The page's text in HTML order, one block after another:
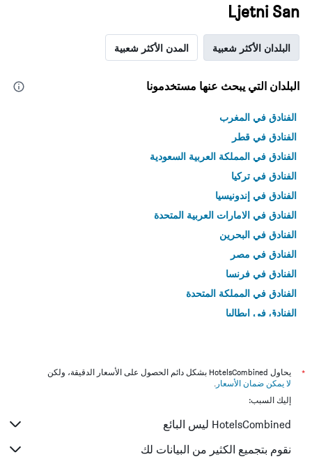
Ljetni San
البلدان الأكثر شعبية المدن الأكثر شعبية
البلدان التي يبحث عنها مستخدمونا
الفنادق في المغرب
الفنادق في قطر
الفنادق في المملكة العربية السعودية
الفنادق في تركيا
الفنادق في إندونيسيا
الفنادق في الامارات العربية المتحدة
الفنادق في البحرين
الفنادق في مصر
الفنادق في فرنسا
الفنادق في المملكة المتحدة
الفنادق في إيطاليا
*
يحاول HotelsCombined بشكل دائم الحصول على الأسعار الدقيقة، ولكن
لا يمكن ضمان الأسعار .
إليك السبب:
HotelsCombined ليس البائع
نقوم بتجميع الكثير من البيانات لك